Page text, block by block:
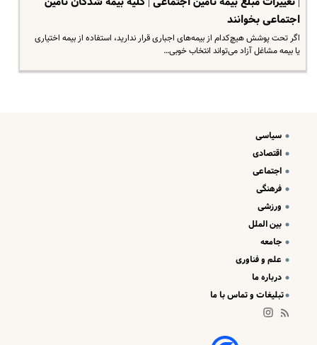
اجتماعی بخوانند
اگر تحت پوشش هیچ‌کدام از بیمه‌های اجباری قرار ندارید، استفاده از بیمه اختیاری
یا بیمه مشاغل آزاد می‌تواند انتخاب خوبی…
سیاسی
اقتصادی
اجتماعی
فرهنگی
ورزشی
بین الملل
جامعه
علم و فناوری
درباره ما
تبلیغات و تماس با ما